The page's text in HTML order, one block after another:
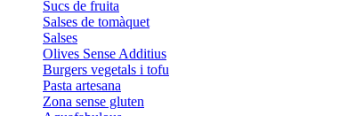
Sucs de fruita
Salses de tomàquet
Salses
Olives Sense Additius
Burgers vegetals i tofu
Pasta artesana
Zona sense gluten